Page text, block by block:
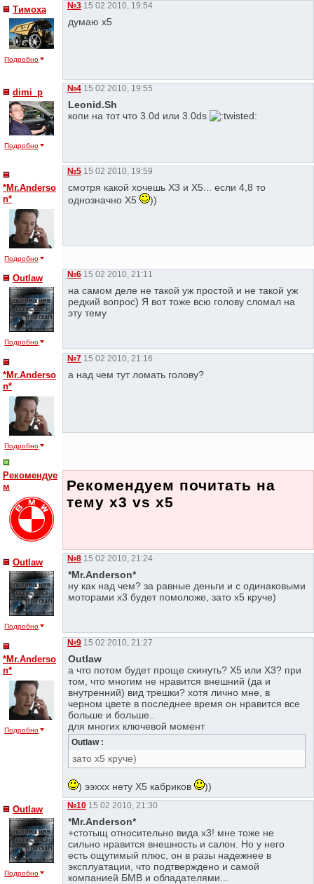
Тимоха
Подробно
№3 15 02 2010, 19:54
думаю х5
dimi_p
Подробно
№4 15 02 2010, 19:55
Leonid.Sh
копи на тот что 3.0d или 3.0ds
*Mr.Anderso
n*
Подробно
№5 15 02 2010, 19:59
смотря какой хочешь Х3 и Х5... если 4,8 то
однозначно Х5
))
Outlaw
Подробно
№6 15 02 2010, 21:11
на самом деле не такой уж простой и не такой уж
редкий вопрос) Я вот тоже всю голову сломал на
эту тему
*Mr.Anderso
n*
Подробно
№7 15 02 2010, 21:16
а над чем тут ломать голову?
Рекомендуе
м
Рекомендуем почитать на
тему x3 vs x5
Outlaw
Подробно
№8 15 02 2010, 21:24
*Mr.Anderson*
ну как над чем? за равные деньги и с одинаковыми
моторами х3 будет помоложе, зато х5 круче)
*Mr.Anderso
n*
Подробно
№9 15 02 2010, 21:27
Outlaw
а что потом будет проще скинуть? Х5 или Х3? при
том, что многим не нравится внешний (да и
внутренний) вид трешки? хотя лично мне, в
черном цвете в последнее время он нравится все
больше и больше..
для многих ключевой момент
Outlaw :
зато х5 круче)
) ээххх нету Х5 кабриков ))
Outlaw
Подробно
№10 15 02 2010, 21:30
*Mr.Anderson*
+стотыщ относительно вида х3! мне тоже не
сильно нравится внешность и салон. Но у него
есть ощутимый плюс, он в разы надежнее в
эксплуатации, что подтверждено и самой
компанией БМВ и обладателями...